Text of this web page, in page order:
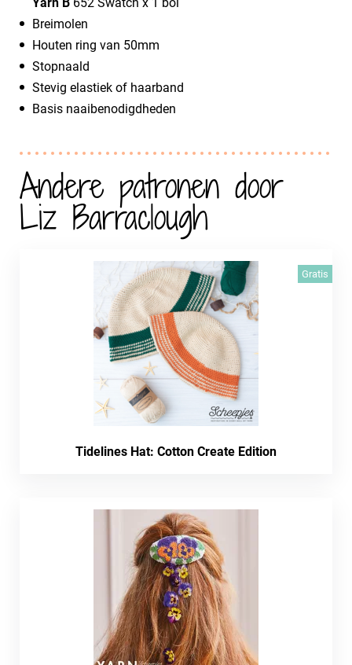
Breimolen
Houten ring van 50mm
Stopnaald
Stevig elastiek of haarband
Basis naaibenodigdheden
Andere patronen door
Liz Barraclough
Gratis
Tidelines Hat: Cotton Create Edition